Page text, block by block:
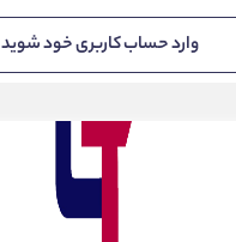
وارد حساب کاربری خود شوید